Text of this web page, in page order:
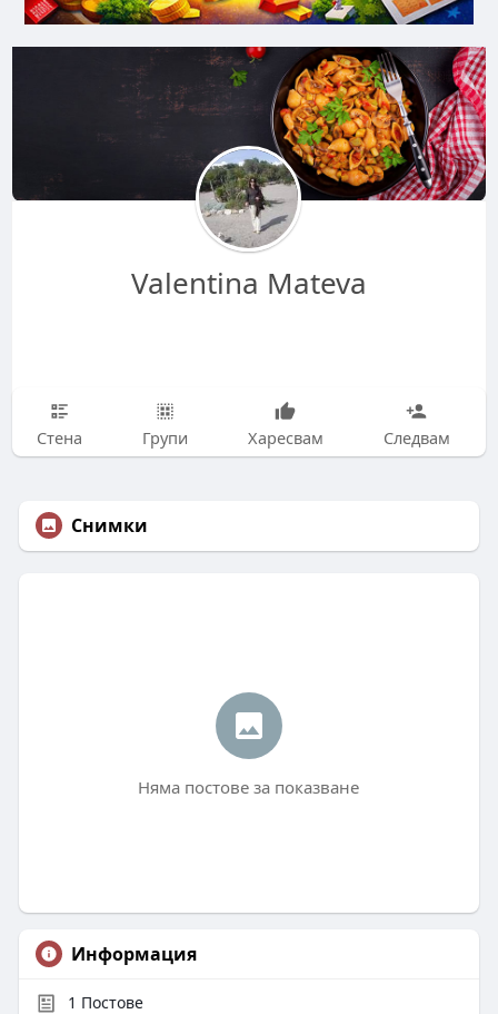
Valentina Mateva
Стена Групи Харесвам Следвам
Снимки
Няма постове за показване
Информация
1 Постове